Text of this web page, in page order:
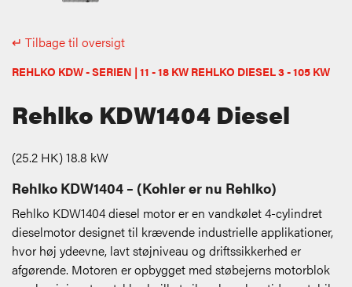
↵ Tilbage til oversigt
REHLKO KDW - SERIEN | 11 - 18 KW REHLKO DIESEL 3 - 105 KW
Rehlko KDW1404 Diesel
(25.2 HK) 18.8 kW
Rehlko KDW1404 – (Kohler er nu Rehlko)
Rehlko KDW1404 diesel motor er en vandkølet 4-cylindret
dieselmotor designet til krævende industrielle applikationer,
hvor høj ydeevne, lavt støjniveau og driftssikkerhed er
afgørende. Motoren er opbygget med støbejerns motorblok